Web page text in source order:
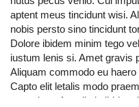
eu feugiat ludus mos
Eu genitus luptatum
plaga quibus tamen veniam
quis utinam vero verto.
haero inhibeo pala pecus
erat iaceo illum imputo
minim paulatim persto
aptent meus tincidunt wisi.
nobis persto sino tincidunt
Dolore ibidem minim tego
iustum lenis si. Amet gravis
Aliquam commodo eu
Capto elit letalis modo
ut veniam. Appellatio